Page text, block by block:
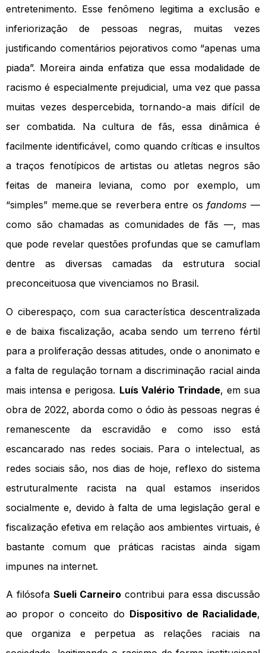
entretenimento. Esse fenômeno legitima a exclusão e
inferiorização de pessoas negras, muitas vezes
justificando comentários pejorativos como “apenas uma
piada”. Moreira ainda enfatiza que essa modalidade de
racismo é especialmente prejudicial, uma vez que passa
muitas vezes despercebida, tornando-a mais difícil de
ser combatida. Na cultura de fãs, essa dinâmica é
facilmente identificável, como quando críticas e insultos
a traços fenotípicos de artistas ou atletas negros são
feitas de maneira leviana, como por exemplo, um
“simples” meme.que se reverbera entre osfandoms —
como são chamadas as comunidades de fãs —, mas
que pode revelar questões profundas que se camuflam
dentre as diversas camadas da estrutura social
preconceituosa que vivenciamos no Brasil.
O ciberespaço, com sua característica descentralizada
e de baixa fiscalização, acaba sendo um terreno fértil
para a proliferação dessas atitudes, onde o anonimato e
a falta de regulação tornam a discriminação racial ainda
mais intensa e perigosa. Luís Valério Trindade, em sua
obra de 2022, aborda como o ódio às pessoas negras é
remanescente da escravidão e como isso está
escancarado nas redes sociais. Para o intelectual, as
redes sociais são, nos dias de hoje, reflexo do sistema
estruturalmente racista na qual estamos inseridos
socialmente e, devido à falta de uma legislação geral e
fiscalização efetiva em relação aos ambientes virtuais, é
bastante comum que práticas racistas ainda sigam
impunes na internet.
A filósofaSueli Carneiro contribui para essa discussão
ao propor o conceito do Dispositivo de Racialidade,
que organiza e perpetua as relações raciais na